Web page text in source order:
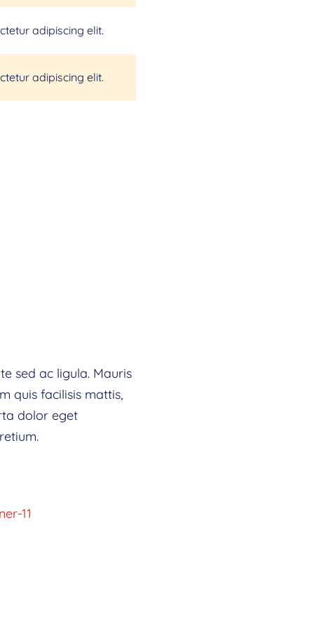
adipiscing elit.
adipiscing elit.
sed ac ligula. Mauris
quis facilisis mattis,
dolor eget